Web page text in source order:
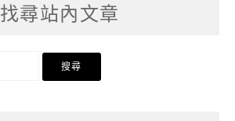
找尋站內文章